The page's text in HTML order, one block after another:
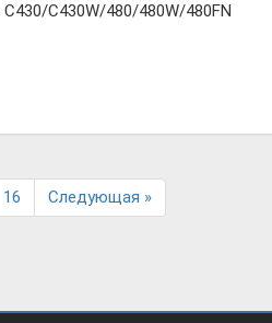
C430W/480/480W/480FN
16 Следующая »Next